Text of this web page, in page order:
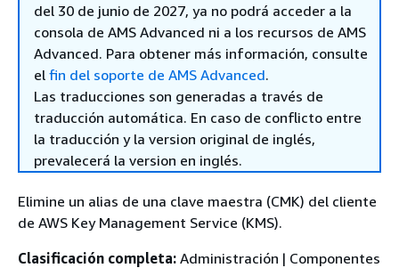
del 30 de junio de 2027, ya no podrá acceder a la
consola de AMS Advanced ni a los recursos de AMS
Advanced. Para obtener más información, consulte
el fin del soporte de AMS Advanced.
Las traducciones son generadas a través de
traducción automática. En caso de conflicto entre
la traducción y la version original de inglés,
prevalecerá la version en inglés.
Elimine un alias de una clave maestra (CMK) del cliente
de AWS Key Management Service (KMS).
Clasificación completa: Administración | Componentes